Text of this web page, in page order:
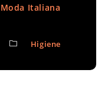
Moda Italiana
Higiene